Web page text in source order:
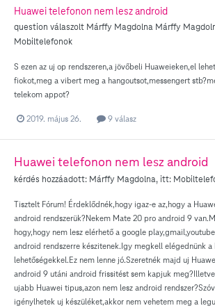
Huawei telefonon nem lesz android
question válaszolt Márffy Magdolna Márffy
Mobiltelefonok
S ezen az uj op rendszeren,a jövőbeli Huaweieken,el
fiokot,meg a vibert meg a hangoutsot,messengert
telekom appot?
2019. május 26. 9 válasz
Huawei telefonon nem lesz android
kérdés hozzáadott: Márffy Magdolna, itt:
Tisztelt Fórum! Érdeklődnék,hogy igaz-e az,hogy a
android rendszerük?Nekem Mate 20 pro android 9
hogy,hogy nem lesz elérhető a google
android rendszerre készitenek.Igy megkell elégednünk
lehetőségekkel.Ez nem lenne jó.Szeretnék majd uj
android 9 utáni android frissitést sem kapjuk
ujabb Huawei tipus,azon nem lesz android
igénylhetek uj készüléket,akkor nem vehetem meg a